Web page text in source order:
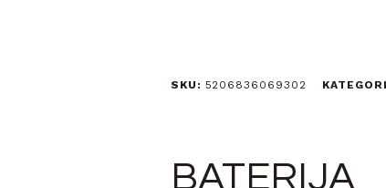
SKU: 5206836069302
BATERIJA